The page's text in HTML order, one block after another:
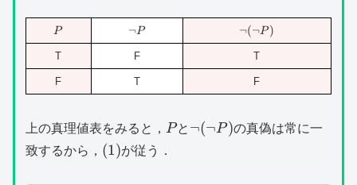
P
P
\lnot
P
¬P
\lnot
(\lnot
P)
¬(¬P)
T F T
F T F
上の真理値表をみると， P
Pと \lnot
¬(¬P)の真偽は常に一
致するから， (1)
(1)が従う．